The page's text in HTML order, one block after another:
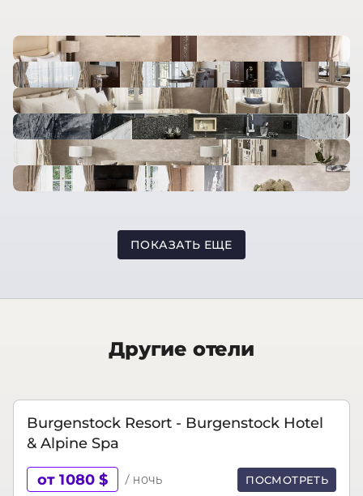
ПОКАЗАТЬ ЕЩЕ
Другие отели
Burgenstock Resort - Burgenstock Hotel
& Alpine Spa
от 1080 $ / ночь ПОСМОТРЕТЬ